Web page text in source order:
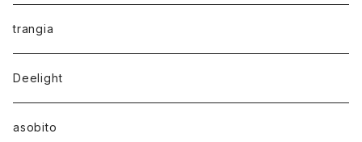
trangia
Deelight
asobito